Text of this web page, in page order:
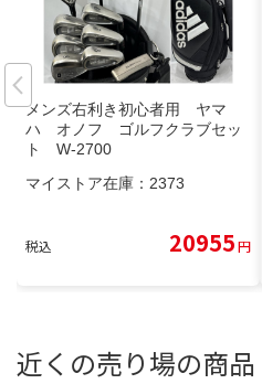
メンズ右利き初心者用 ヤマ
ハ オノフ ゴルフクラブセッ
ト W-2700
マイストア在庫： 2373
税込 20955円
近くの売り場の商品